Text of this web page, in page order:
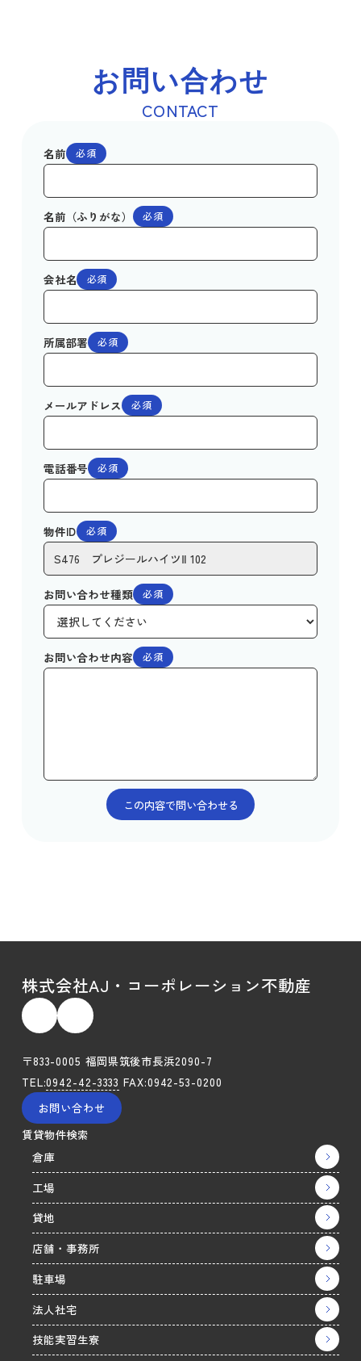
お問い合わせ
CONTACT
名前 必須
名前（ふりがな） 必須
会社名 必須
所属部署 必須
メールアドレス 必須
電話番号 必須
物件ID 必須
お問い合わせ種類 必須
お問い合わせ内容 必須
株式会社AJ・コーポレーション不動産
〒833-0005 福岡県筑後市長浜2090-7
TEL:0942-42-3333 FAX:0942-53-0200
お問い合わせ
賃貸物件検索
倉庫
工場
貸地
店舗・事務所
駐車場
法人社宅
技能実習生寮